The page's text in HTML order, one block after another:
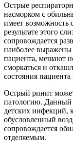
Острые
насморком с
имеет возможность
результате этого
сопровождается
наиболее выражены
пациента, мешают
сморкаться и
состояния
Острый ринит
патологию. Данный
детских инфекций,
обусловленный
сопровождается
отделяемым.